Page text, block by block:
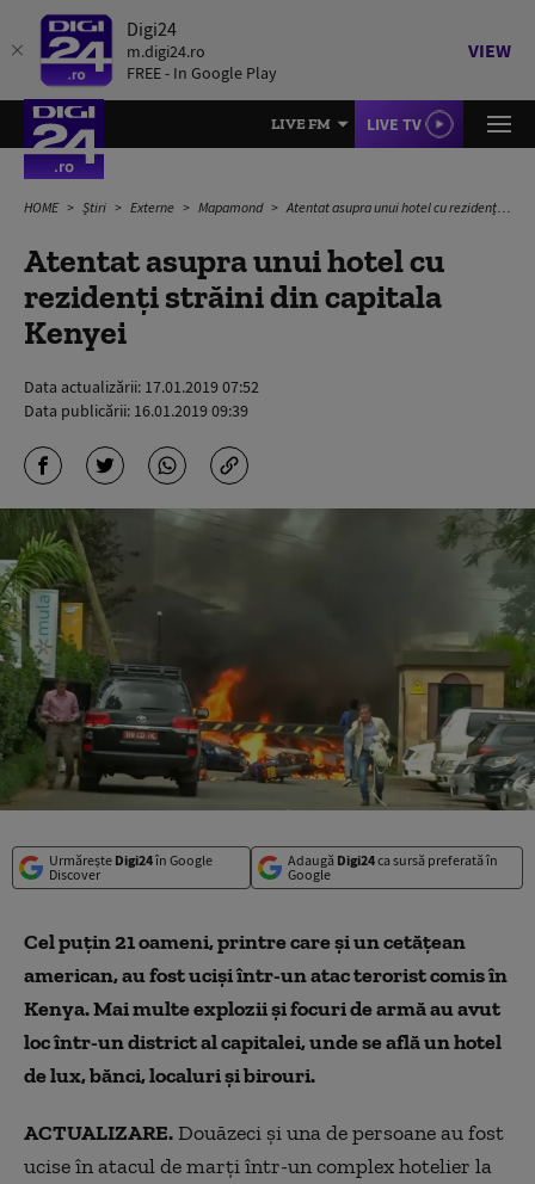
Digi24
m.digi24.ro
FREE - In Google Play
VIEW
LIVE FM LIVE TV
HOME Știri Externe Mapamond Atentat asupra unui hotel cu rezidenți străini din capitala Kenyei
Atentat asupra unui hotel cu
rezidenți străini din capitala
Kenyei
Data actualizării: 17.01.2019 07:52
Data publicării: 16.01.2019 09:39
Urmărește Digi24în Google
Discover
Adaugă Digi24ca sursă preferată în
Google
Cel puţin 21 oameni, printre care şi un cetăţean
american, au fost ucişi într-un atac terorist comis în
Kenya. Mai multe explozii şi focuri de armă au avut
loc într-un district al capitalei, unde se află un hotel
de lux, bănci, localuri şi birouri.
ACTUALIZARE.Douăzeci şi una de persoane au fost
ucise în atacul de marţi într-un complex hotelier la